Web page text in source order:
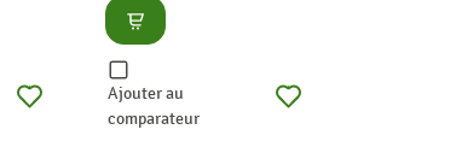
Consulter
Ajouter au
comparateur